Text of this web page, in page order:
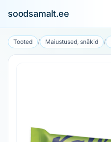
soodsamalt.ee
Tooted / Maiustused, snäkid /